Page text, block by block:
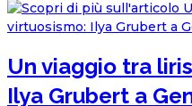
Un viaggio tra
Ilya Grubert a